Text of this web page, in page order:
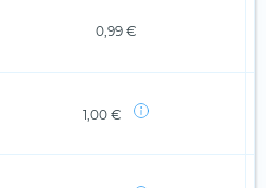
0,99 €
1,00 €